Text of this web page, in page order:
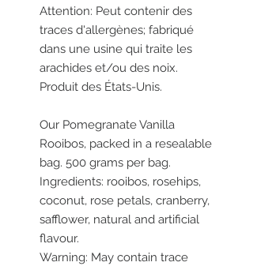
Attention: Peut contenir des
traces d'allergènes; fabriqué
dans une usine qui traite les
arachides et/ou des noix.
Produit des États-Unis.
Our Pomegranate Vanilla
Rooibos, packed in a resealable
bag. 500 grams per bag.
Ingredients: rooibos, rosehips,
coconut, rose petals, cranberry,
safflower, natural and artificial
flavour.
Warning: May contain trace